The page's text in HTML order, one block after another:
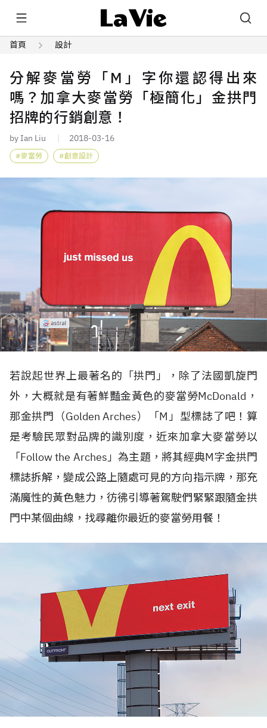
首頁 設計
分解麥當勞「M」字你還認得出來
嗎？加拿大麥當勞「極簡化」金拱門
招牌的行銷創意！
by Ian Liu 2018-03-16
麥當勞 創意設計
若說起世界上最著名的「拱門」，除了法國凱旋門
外，大概就是有著鮮豔金黃色的麥當勞McDonald，
那金拱門（Golden Arches）「M」型標誌了吧！算
是考驗民眾對品牌的識別度，近來加拿大麥當勞以
「Follow the Arches」為主題，將其經典M字金拱門
標誌拆解，變成公路上隨處可見的方向指示牌，那充
滿魔性的黃色魅力，彷彿引導著駕駛們緊緊跟隨金拱
門中某個曲線，找尋離你最近的麥當勞用餐！